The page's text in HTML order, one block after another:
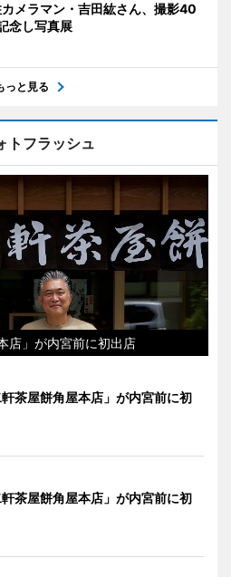
メラマン・吉田紘さん、撮影40
念し写真展
っと見る
トフラッシュ
店」が内宮前に初出店
茶屋餅角屋本店」が内宮前に初
茶屋餅角屋本店」が内宮前に初